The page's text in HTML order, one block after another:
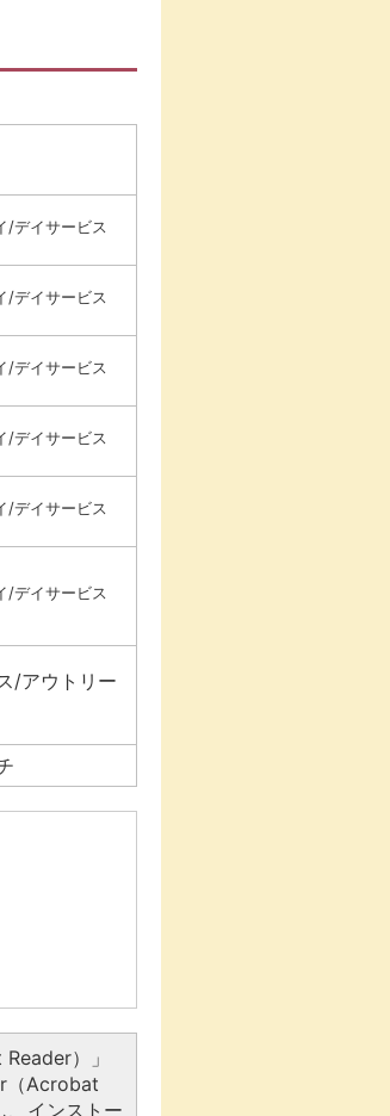
/デイサービス
/デイサービス
/デイサービス
/デイサービス
/デイサービス
/デイサービス
/アウトリー
）」
（Acrobat
、インストー